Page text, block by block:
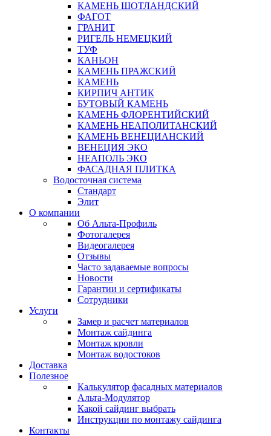
КАМЕНЬ ШОТЛАНДСКИЙ
ФАГОТ
ГРАНИТ
РИГЕЛЬ НЕМЕЦКИЙ
ТУФ
КАНЬОН
КАМЕНЬ ПРАЖСКИЙ
КАМЕНЬ
КИРПИЧ АНТИК
БУТОВЫЙ КАМЕНЬ
КАМЕНЬ ФЛОРЕНТИЙСКИЙ
КАМЕНЬ НЕАПОЛИТАНСКИЙ
КАМЕНЬ ВЕНЕЦИАНСКИЙ
ВЕНЕЦИЯ ЭКО
НЕАПОЛЬ ЭКО
ФАСАДНАЯ ПЛИТКА
Водосточная система
Стандарт
Элит
О компании
Об Альта-Профиль
Фотогалерея
Видеогалерея
Отзывы
Часто задаваемые вопросы
Новости
Гарантии и сертификаты
Сотрудники
Услуги
Замер и расчет материалов
Монтаж сайдинга
Монтаж кровли
Монтаж водостоков
Доставка
Полезное
Калькулятор фасадных материалов
Альта-Модулятор
Какой сайдинг выбрать
Инструкции по монтажу сайдинга
Контакты